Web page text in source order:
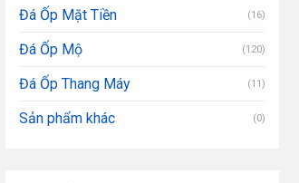
Đá Ốp Mặt Tiền (16)
Đá Ốp Mộ (120)
Đá Ốp Thang Máy (11)
Sản phẩm khác (0)